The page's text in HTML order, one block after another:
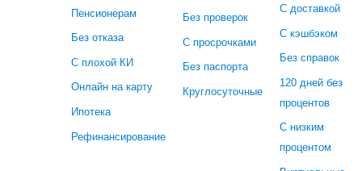
Пенсионерам
Без отказа
С плохой КИ
Онлайн на карту
Ипотека
Рефинансирование
Без проверок
С просрочками
Без паспорта
Круглосуточные
С доставкой
С кэшбэком
Без справок
120 дней без
процентов
С низким
процентом